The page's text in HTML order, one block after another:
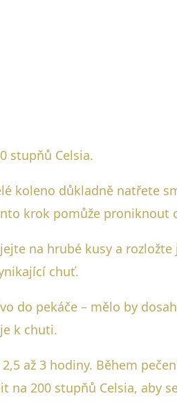
stupňů Celsia.
koleno důkladně natřete
krok pomůže
na hrubé kusy a
chuť.
do pekáče – mělo by
k chuti.
až 3 hodiny. Během
200 stupňů Celsia, aby